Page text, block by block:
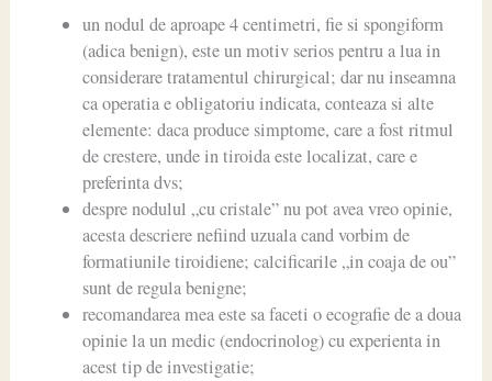
un nodul de aproape 4 centimetri, fie si spongiform
(adica benign), este un motiv serios pentru a lua in
considerare tratamentul chirurgical; dar nu inseamna
ca operatia e obligatoriu indicata, conteaza si alte
elemente: daca produce simptome, care a fost ritmul
de crestere, unde in tiroida este localizat, care e
preferinta dvs;
despre nodulul „cu cristale” nu pot avea vreo opinie,
acesta descriere nefiind uzuala cand vorbim de
formatiunile tiroidiene; calcificarile „in coaja de ou”
sunt de regula benigne;
recomandarea mea este sa faceti o ecografie de a doua
opinie la un medic (endocrinolog) cu experienta in
acest tip de investigatie;